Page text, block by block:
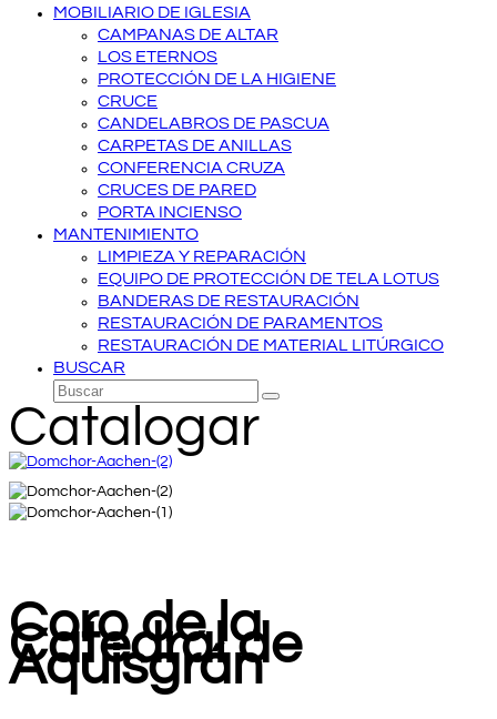
MOBILIARIO DE IGLESIA
CAMPANAS DE ALTAR
LOS ETERNOS
PROTECCIÓN DE LA HIGIENE
CRUCE
CANDELABROS DE PASCUA
CARPETAS DE ANILLAS
CONFERENCIA CRUZA
CRUCES DE PARED
PORTA INCIENSO
MANTENIMIENTO
LIMPIEZA Y REPARACIÓN
EQUIPO DE PROTECCIÓN DE TELA LOTUS
BANDERAS DE RESTAURACIÓN
RESTAURACIÓN DE PARAMENTOS
RESTAURACIÓN DE MATERIAL LITÚRGICO
BUSCAR
Buscar
Enviar
Catalogar
Coro de la
Catedral de
Aquisgrán